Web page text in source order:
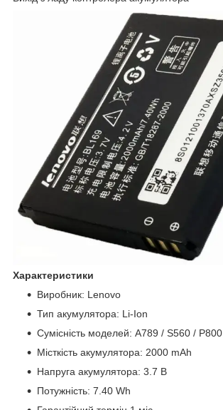
Характеристики
Виробник: Lenovo
Тип акумулятора: Li-Ion
Сумісність моделей: A789 / S560 /
Місткість акумулятора: 2000 mAh
Напруга акумулятора: 3.7 В
Потужність: 7.40 Wh